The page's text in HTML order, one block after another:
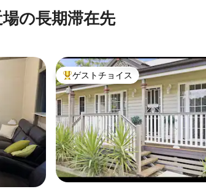
の長期滞在先
大好評のゲストチョイスです。
ゲストチョイス